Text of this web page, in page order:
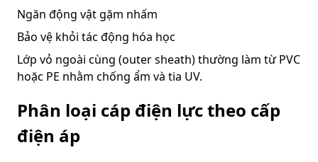
Ngăn động vật gặm nhấm
Bảo vệ khỏi tác động hóa học
Lớp vỏ ngoài cùng (outer sheath) thường làm từ PVC
hoặc PE nhằm chống ẩm và tia UV.
Phân loại cáp điện lực theo cấp
điện áp